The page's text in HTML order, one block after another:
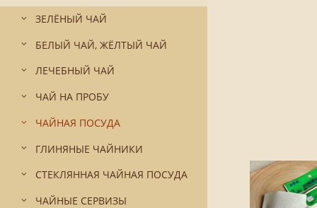
ЗЕЛЁНЫЙ ЧАЙ
БЕЛЫЙ ЧАЙ, ЖЁЛТЫЙ ЧАЙ
ЛЕЧЕБНЫЙ ЧАЙ
ЧАЙ НА ПРОБУ
ЧАЙНАЯ ПОСУДА
ГЛИНЯНЫЕ ЧАЙНИКИ
СТЕКЛЯННАЯ ЧАЙНАЯ ПОСУДА
ЧАЙНЫЕ СЕРВИЗЫ